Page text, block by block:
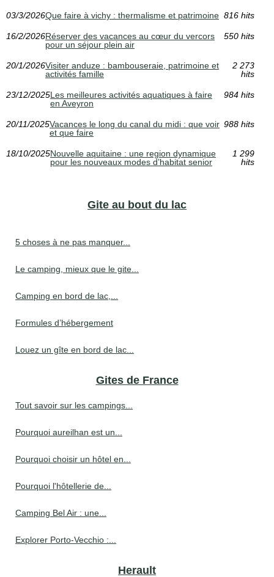
03/3/2026Que faire à vichy : thermalisme et patrimoine 816 hits
16/2/2026Réserver des vacances au cœur du vercors
pour un séjour plein air
550 hits
20/1/2026Visiter anduze : bambouseraie, patrimoine et
activités famille
2 273
hits
23/12/2025Les meilleures activités aquatiques à faire
en Aveyron
984 hits
20/11/2025Vacances le long du canal du midi : que voir
et que faire
988 hits
18/10/2025Nouvelle aquitaine : une region dynamique
pour les nouveaux modes d’habitat senior
1 299
hits
Gite au bout du lac
5 choses à ne pas manquer...
Le camping, mieux que le gite...
Camping en bord de lac,...
Formules d’hébergement
Louez un gîte en bord de lac...
Gites de France
Tout savoir sur les campings...
Pourquoi aureilhan est un...
Pourquoi choisir un hôtel en...
Pourquoi l'hôtellerie de...
Camping Bel Air : une...
Explorer Porto-Vecchio :...
Herault